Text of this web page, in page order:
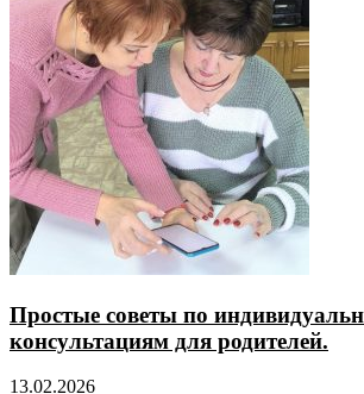
Простые советы по
консультациям для родителей.
13.02.2026